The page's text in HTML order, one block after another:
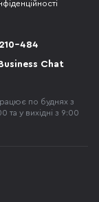
484
Chat
по буднях з
та у вихідні з 9:00